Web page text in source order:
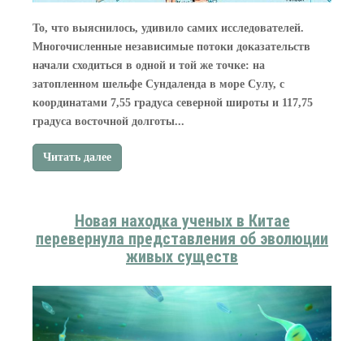
То, что выяснилось, удивило самих исследователей.
Многочисленные независимые потоки доказательств
начали сходиться в одной и той же точке: на
затопленном шельфе Сундаленда в море Сулу, с
координатами 7,55 градуса северной широты и 117,75
градуса восточной долготы...
Читать далее
Новая находка ученых в Китае
перевернула представления об эволюции
живых существ